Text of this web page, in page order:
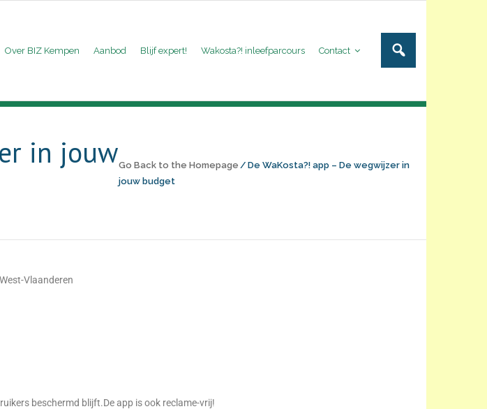
Over BIZ Kempen Aanbod Blijf expert! Wakosta?! inleefparcours Contact
in jouwGo Back to the Homepage / De WaKosta?! app – De wegwijzer in
jouw budget
Vlaanderen
beschermd blijft.De app is ook reclame-vrij!